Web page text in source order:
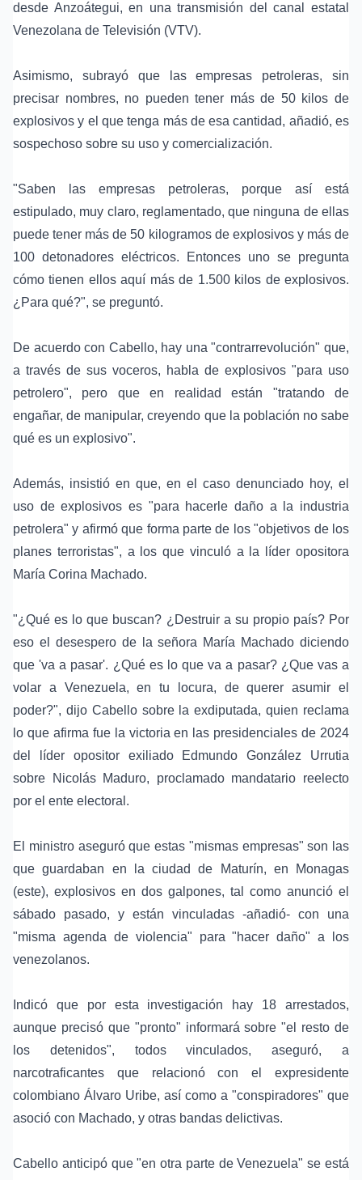
desde Anzoátegui, en una transmisión del canal estatal
Venezolana de Televisión (VTV).
Asimismo, subrayó que las empresas petroleras, sin
precisar nombres, no pueden tener más de 50 kilos de
explosivos y el que tenga más de esa cantidad, añadió, es
sospechoso sobre su uso y comercialización.
"Saben las empresas petroleras, porque así está
estipulado, muy claro, reglamentado, que ninguna de ellas
puede tener más de 50 kilogramos de explosivos y más de
100 detonadores eléctricos. Entonces uno se pregunta
cómo tienen ellos aquí más de 1.500 kilos de explosivos.
¿Para qué?", se preguntó.
De acuerdo con Cabello, hay una "contrarrevolución" que,
a través de sus voceros, habla de explosivos "para uso
petrolero", pero que en realidad están "tratando de
engañar, de manipular, creyendo que la población no sabe
qué es un explosivo".
Además, insistió en que, en el caso denunciado hoy, el
uso de explosivos es "para hacerle daño a la industria
petrolera" y afirmó que forma parte de los "objetivos de los
planes terroristas", a los que vinculó a la líder opositora
María Corina Machado.
"¿Qué es lo que buscan? ¿Destruir a su propio país? Por
eso el desespero de la señora María Machado diciendo
que 'va a pasar'. ¿Qué es lo que va a pasar? ¿Que vas a
volar a Venezuela, en tu locura, de querer asumir el
poder?", dijo Cabello sobre la exdiputada, quien reclama
lo que afirma fue la victoria en las presidenciales de 2024
del líder opositor exiliado Edmundo González Urrutia
sobre
Nicolás Maduro, proclamado mandatario reelecto
por el ente electoral.
El ministro aseguró que estas "mismas empresas" son las
que guardaban en la ciudad de
Maturín, en
Monagas
(este), explosivos en dos galpones, tal como anunció el
sábado pasado, y están vinculadas -añadió- con una
"misma agenda de violencia" para "hacer daño" a los
venezolanos.
Indicó que por esta investigación hay 18 arrestados,
aunque precisó que "pronto" informará sobre "el resto de
los detenidos", todos vinculados, aseguró, a
narcotraficantes que relacionó con el expresidente
colombiano Álvaro Uribe, así como a "conspiradores" que
asoció con Machado, y otras bandas delictivas.
Cabello anticipó que "en otra parte de Venezuela" se está